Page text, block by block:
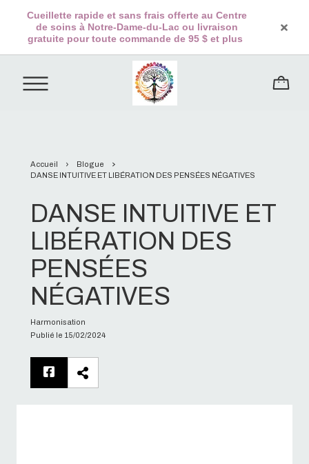
Cueillette rapide et sans frais offerte au Centre
de soins à Notre-Dame-du-Lac ou livraison
gratuite pour toute commande de 95 $ et plus
Accueil
Blogue
DANSE INTUITIVE ET LIBÉRATION DES PENSÉES NÉGATIVES
DANSE INTUITIVE ET
LIBÉRATION DES
PENSÉES
NÉGATIVES
Harmonisation
Publié le 15/02/2024